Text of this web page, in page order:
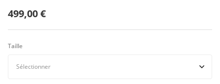
499,00 €
Taille